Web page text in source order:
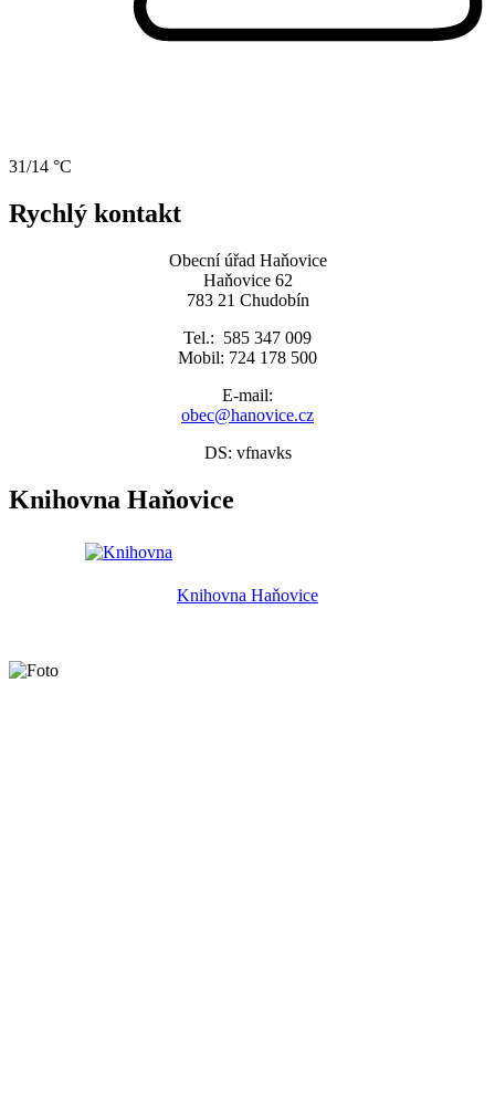
31/14 °C
Rychlý kontakt
Obecní úřad Haňovice
Haňovice 62
783 21 Chudobín
Tel.: 585 347 009
Mobil: 724 178 500
E-mail:
obec@hanovice.cz
DS: vfnavks
Knihovna Haňovice
Knihovna Haňovice